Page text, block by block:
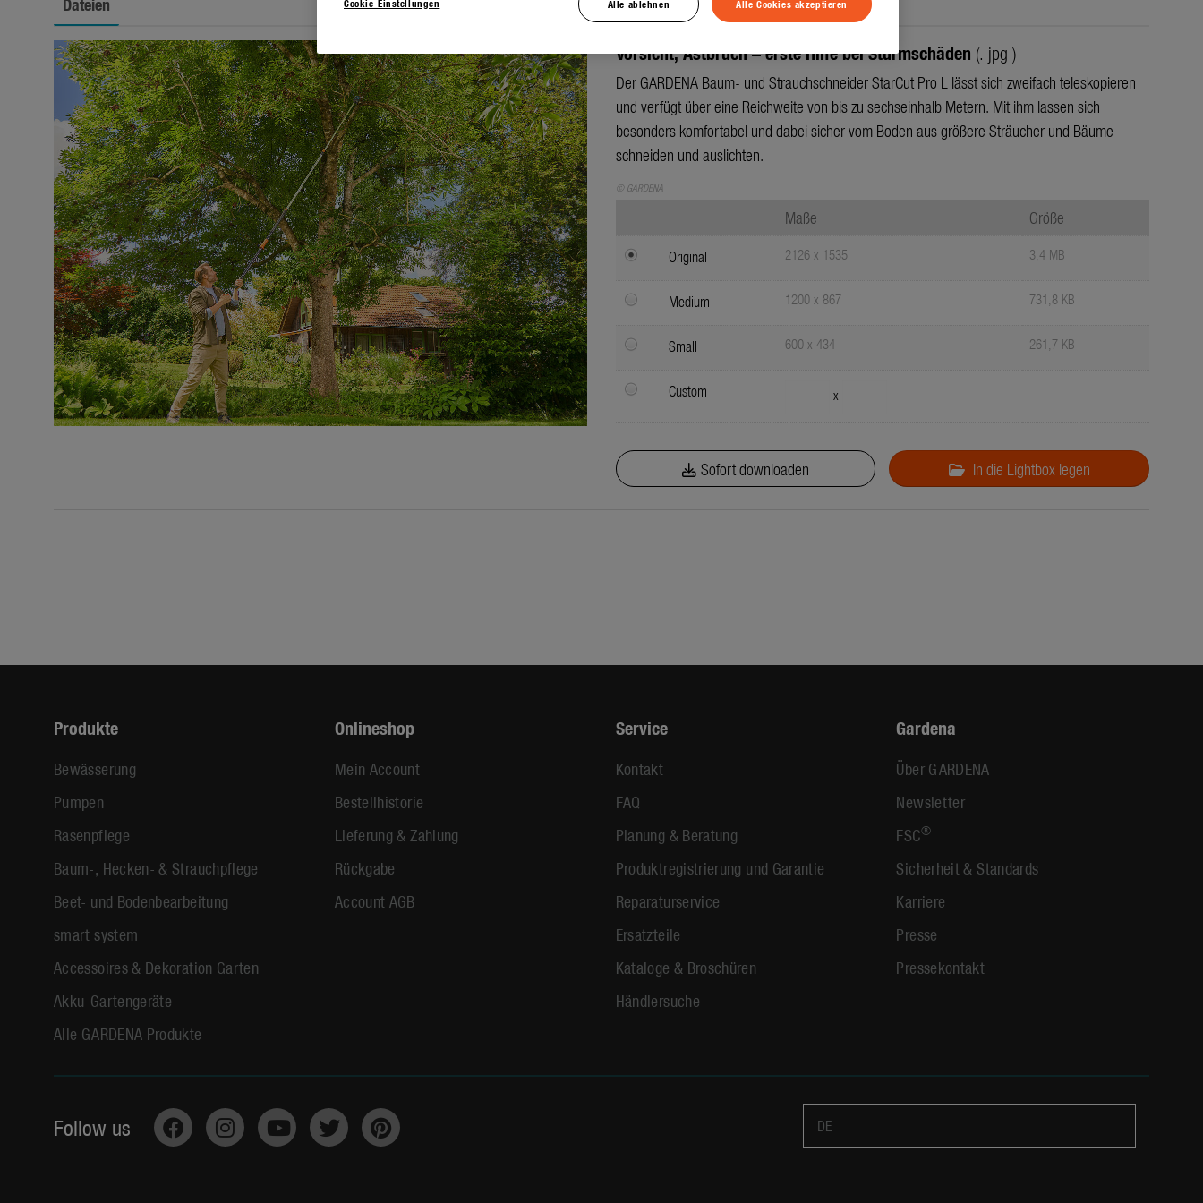
Vorsicht, Astbruch – erste Hilfe bei Sturmschäden (. jpg )
Der GARDENA Baum- und Strauchschneider StarCut Pro L lässt sich zweifach teleskopieren
und verfügt über eine Reichweite von bis zu sechseinhalb Metern. Mit ihm lassen sich
besonders komfortabel und dabei sicher vom Boden aus größere Sträucher und Bäume
schneiden und auslichten.
© GARDENA
Maße Größe
Original 2126 x 1535 3,4 MB
Medium 1200 x 867 731,8 KB
Small 600 x 434 261,7 KB
Custom x
Sofort downloaden In die Lightbox legen
Produkte
Bewässerung
Pumpen
Rasenpflege
Baum-, Hecken- & Strauchpflege
Beet- und Bodenbearbeitung
smart system
Accessoires & Dekoration Garten
Akku-Gartengeräte
Alle GARDENA Produkte
Onlineshop
Mein Account
Bestellhistorie
Lieferung & Zahlung
Rückgabe
Account AGB
Service
Kontakt
FAQ
Planung & Beratung
Produktregistrierung und Garantie
Reparaturservice
Ersatzteile
Kataloge & Broschüren
Händlersuche
Gardena
Über GARDENA
Newsletter
FSC®
Sicherheit & Standards
Karriere
Presse
Pressekontakt
Follow us DE
Cookie-Einstellungen Alle ablehnen Alle Cookies akzeptieren